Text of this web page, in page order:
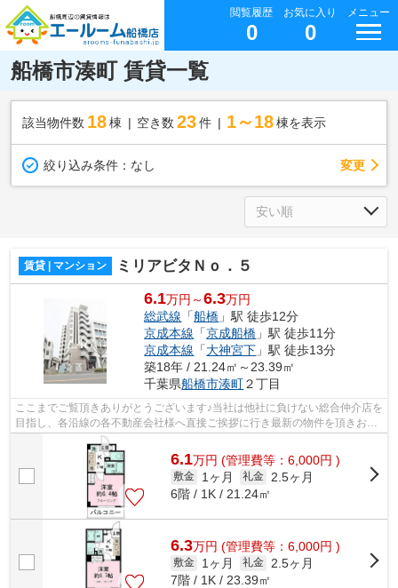
閲覧履歴
0
お気に入り
0
メニュー
船橋市湊町 賃貸一覧
該当物件数 18棟 空き数 23 件 1～18 棟を表示
絞り込み条件： なし 変更
賃貸 | マンション ミリアビタＮｏ．５
6.1万円～6.3万円
総武線 「船橋 」駅 徒歩12分
京成本線 「京成船橋 」駅 徒歩11分
京成本線 「大神宮下 」駅 徒歩13分
築18年 / 21.24㎡～23.39㎡
千葉県船橋市湊町２丁目
ここまでご覧頂きありがとうございます♪当社は他社に負けない総合仲介店を
目指し、各沿線の各不動産会社様へ直接ご挨拶に行き最新の物件を頂きお客
様へ提供しております！最新の情報は...
6.1万円 (管理費等：6,000円 )
敷金 1ヶ月 礼金
2.5ヶ月
6階 / 1K / 21.24㎡
6.3万円 (管理費等：6,000円 )
敷金 1ヶ月 礼金
2.5ヶ月
7階 / 1K / 23.39㎡